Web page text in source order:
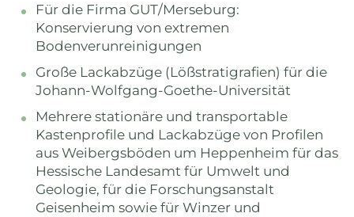
Für die Firma GUT/Merseburg:
Konservierung von extremen
Bodenverunreinigungen
Große Lackabzüge (Lößstratigrafien) für die
Johann-Wolfgang-Goethe-Universität
Mehrere stationäre und transportable
Kastenprofile und Lackabzüge von Profilen
aus Weibergsböden um Heppenheim für das
Hessische Landesamt für Umwelt und
Geologie, für die Forschungsanstalt
Geisenheim sowie für Winzer und